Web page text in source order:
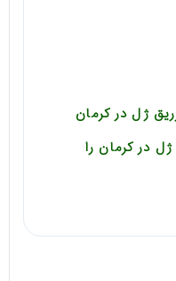
ژل در کرمان
ژل در کرمان را